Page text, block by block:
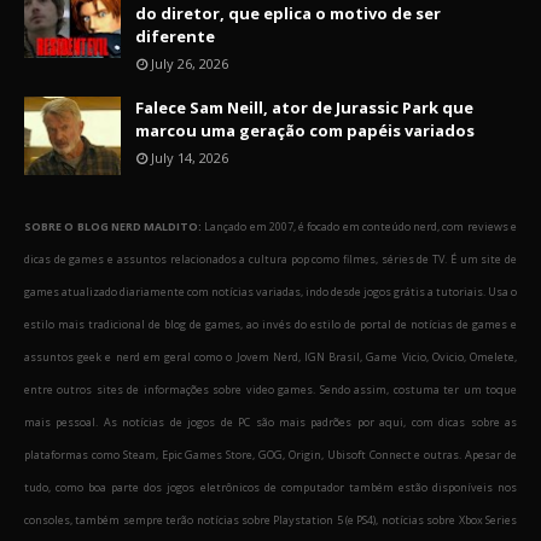
do diretor, que eplica o motivo de ser
diferente
July 26, 2026
Falece Sam Neill, ator de Jurassic Park que
marcou uma geração com papéis variados
July 14, 2026
SOBRE O BLOG NERD MALDITO: Lançado em 2007, é focado em conteúdo nerd, com reviews e
dicas de games e assuntos relacionados a cultura pop como filmes, séries de TV. É um site de
games atualizado diariamente com notícias variadas, indo desde jogos grátis a tutoriais. Usa o
estilo mais tradicional de blog de games, ao invés do estilo de portal de notícias de games e
assuntos geek e nerd em geral como o Jovem Nerd, IGN Brasil, Game Vicio, Ovicio, Omelete,
entre outros sites de informações sobre video games. Sendo assim, costuma ter um toque
mais pessoal. As notícias de jogos de PC são mais padrões por aqui, com dicas sobre as
plataformas como Steam, Epic Games Store, GOG, Origin, Ubisoft Connect e outras. Apesar de
tudo, como boa parte dos jogos eletrônicos de computador também estão disponíveis nos
consoles, também sempre terão notícias sobre Playstation 5 (e PS4), notícias sobre Xbox Series